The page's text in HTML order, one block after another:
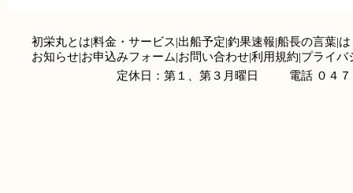
初栄丸とは|料金・サービス|出船予定|釣果速報|船長の言葉|
お知らせ|お申込みフォーム|お問い合わせ|利用規約|プライバ
定休日：第１、第３月曜日
電話 ０４